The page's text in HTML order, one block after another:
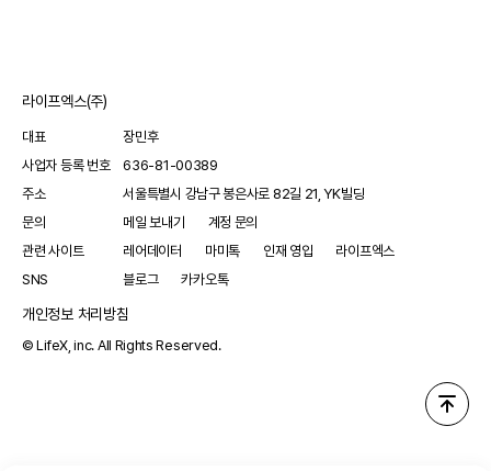
라이프엑스(주)
대표
장민후
사업자 등록 번호
636-81-00389
주소
서울특별시 강남구 봉은사로 82길 21, YK빌딩
문의
메일 보내기
계정 문의
관련 사이트
레어데이터 마미톡 인재 영입
라이프엑스
SNS
블로그 카카오톡
개인정보 처리방침
© LifeX, inc. All Rights Reserved.